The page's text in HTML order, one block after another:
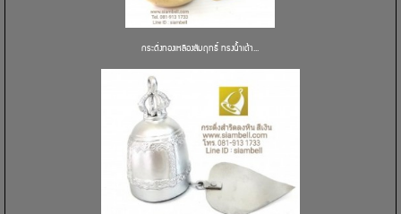
กระดิ่งทองเหลืองสัมฤทธิ์ ทรงน้ำเต้า...